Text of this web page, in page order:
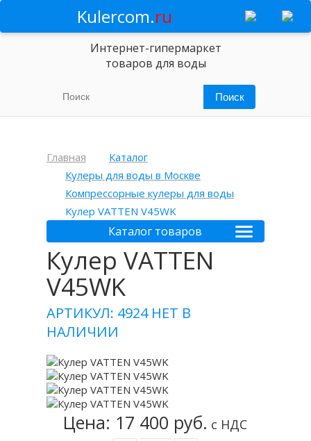
Kulercom.ru
Интернет-гипермаркет
товаров для воды
Главная
Каталог
Кулеры для воды в Москве
Компрессорные кулеры для воды
Кулер VATTEN V45WK
Каталог товаров
Кулер VATTEN
V45WK
АРТИКУЛ: 4924 НЕТ В
НАЛИЧИИ
Цена: 17 400 руб. с НДС